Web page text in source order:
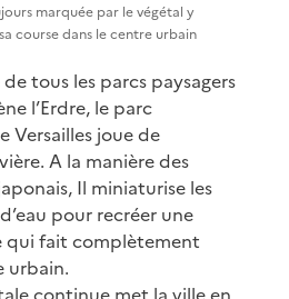
marquée par le végétal y
course dans le centre urbain
tous les parcs paysagers
l’Erdre, le parc
Versailles joue de
A la manière des
Il miniaturise les
pour recréer une
qui fait complètement
urbain.